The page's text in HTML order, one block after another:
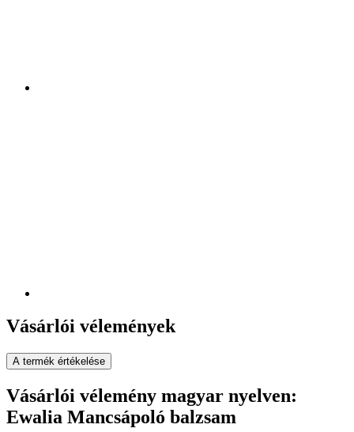
Vásárlói vélemények
A termék értékelése
Vásárlói vélemény magyar nyelven:
Ewalia Mancsápoló balzsam